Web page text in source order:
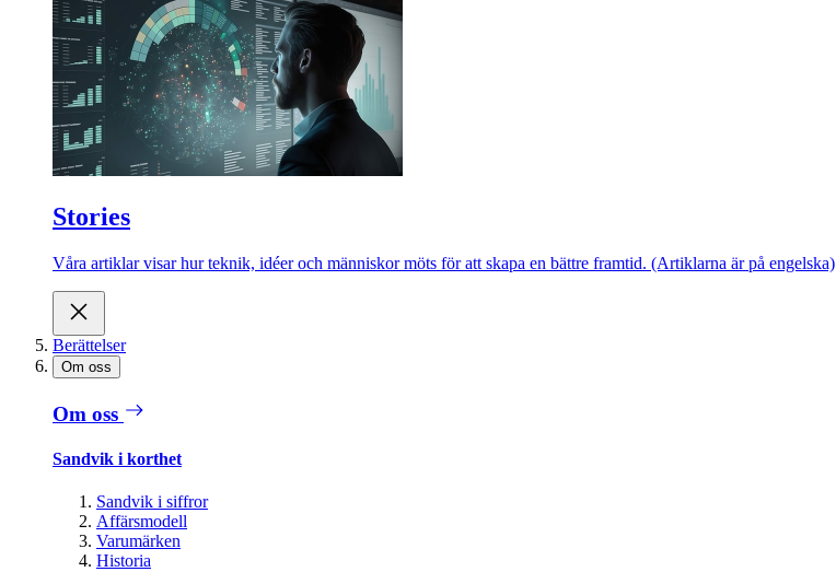
Stories
Våra artiklar visar hur teknik, idéer och människor möts för att skapa en bättre framtid. (Artiklarna är på engelska)
Berättelser
Om oss
Om oss
Sandvik i korthet
Sandvik i siffror
Affärsmodell
Varumärken
Historia